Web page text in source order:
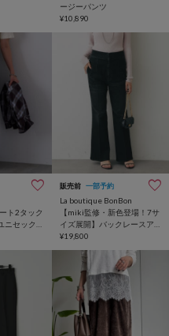
ージーパンツ
¥10,890
ト2タック
ニセック
販売前 一部予約
La boutique BonBon
【miki監修・新色登場！7サ
イズ展開】バックレースア
ップデニムフレアパンツ
¥19,800